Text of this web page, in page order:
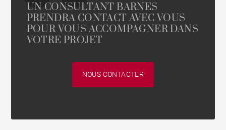
UN CONSULTANT BARNES
PRENDRA CONTACT AVEC VOUS
POUR VOUS ACCOMPAGNER DANS
VOTRE PROJET
NOUS CONTACTER